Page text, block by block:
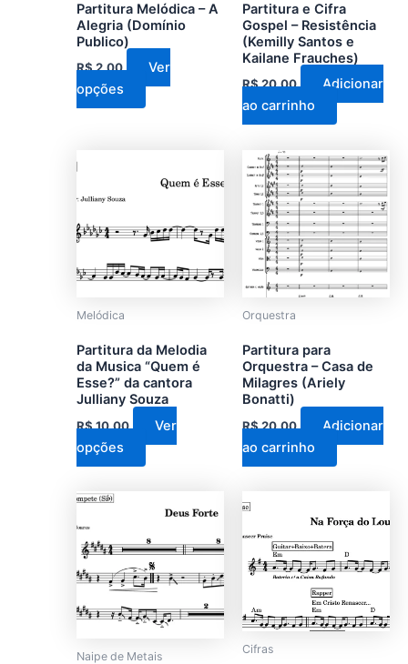
Partitura Melódica – A
Alegria (Domínio
Publico)
R$2,00
Ver
opções
escolhidas
página
produto
Partitura e Cifra
Gospel – Resistência
(Kemilly Santos e
Kailane Frauches)
R$20,00
Adicionar
ao carrinho
Melódica
Partitura da Melodia
da Musica “Quem é
Esse?” da cantora
Julliany Souza
R$10,00
Ver
opções
produto
várias
variantes.
As
escolhidas
na
página
do
produto
Orquestra
Partitura para
Orquestra – Casa de
Milagres (Ariely
Bonatti)
R$20,00
Adicionar
ao carrinho
Naipe de Metais
Cifras